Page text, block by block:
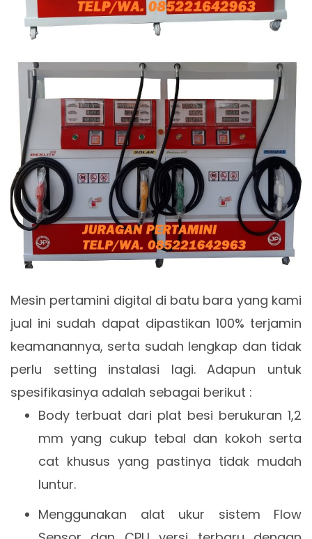
Mesin pertamini digital di batu bara yang kami
jual ini sudah dapat dipastikan 100% terjamin
keamanannya, serta sudah lengkap dan tidak
perlu setting instalasi lagi. Adapun untuk
spesifikasinya adalah sebagai berikut :
Body terbuat dari plat besi berukuran 1,2
mm yang cukup tebal dan kokoh serta
cat khusus yang pastinya tidak mudah
luntur.
Menggunakan alat ukur sistem Flow